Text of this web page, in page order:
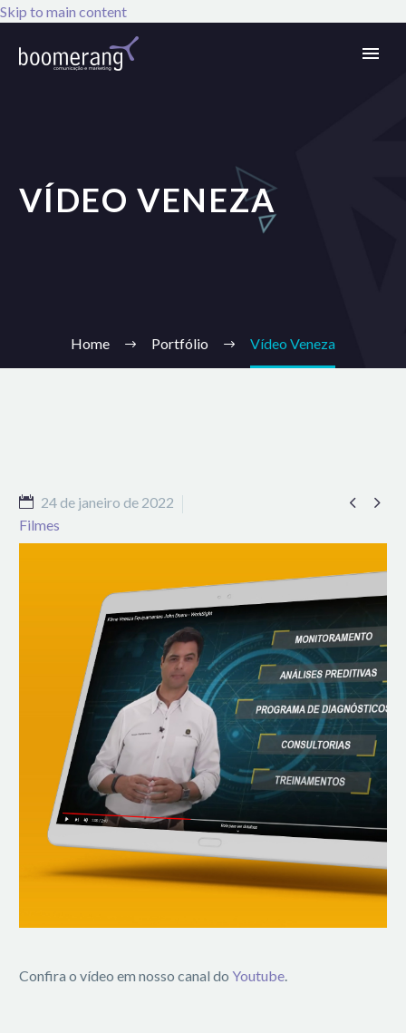
Skip to main content
VÍDEO VENEZA
Home Portfólio Vídeo Veneza
 
24 de janeiro de 2022
Filmes
Confira o vídeo em nosso canal do Youtube.